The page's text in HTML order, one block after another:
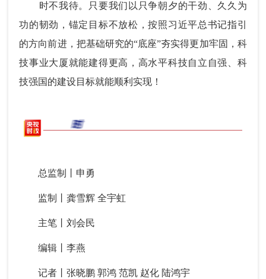
时不我待。只要我们以只争朝夕的干劲、久久为
功的韧劲，锚定目标不放松，按照习近平总书记指引
的方向前进，把基础研究的“底座”夯实得更加牢固，科
技事业大厦就能建得更高，高水平科技自立自强、科
技强国的建设目标就能顺利实现！
总监制丨申勇
监制丨龚雪辉 全宇虹
主笔丨刘会民
编辑丨李燕
记者丨张晓鹏 郭鸿 范凯 赵化 陆鸿宇